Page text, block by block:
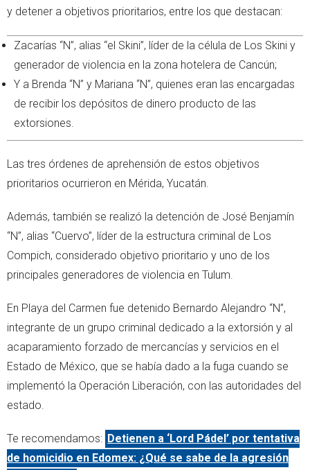
y detener a objetivos prioritarios, entre los que destacan:
Zacarías “N”, alias “el Skini”, líder de la célula de Los Skini y
generador de violencia en la zona hotelera de Cancún;
Y a Brenda “N” y Mariana “N”, quienes eran las encargadas
de recibir los depósitos de dinero producto de las
extorsiones.
Las tres órdenes de aprehensión de estos objetivos
prioritarios ocurrieron en Mérida, Yucatán.
Además, también se realizó la detención de José Benjamín
“N”, alias “Cuervo”, líder de la estructura criminal de Los
Compich, considerado objetivo prioritario y uno de los
principales generadores de violencia en Tulum.
En Playa del Carmen fue detenido Bernardo Alejandro “N”,
integrante de un grupo criminal dedicado a la extorsión y al
acaparamiento forzado de mercancías y servicios en el
Estado de México, que se había dado a la fuga cuando se
implementó la Operación Liberación, con las autoridades del
estado.
Te recomendamos: Detienen a ‘Lord Pádel’ por tentativa
de homicidio en Edomex: ¿Qué se sabe de la agresión